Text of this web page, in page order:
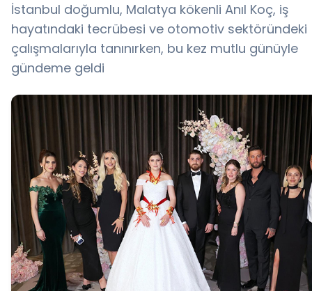
İstanbul doğumlu, Malatya kökenli Anıl Koç, iş
hayatındaki tecrübesi ve otomotiv sektöründeki
çalışmalarıyla tanınırken, bu kez mutlu günüyle
gündeme geldi